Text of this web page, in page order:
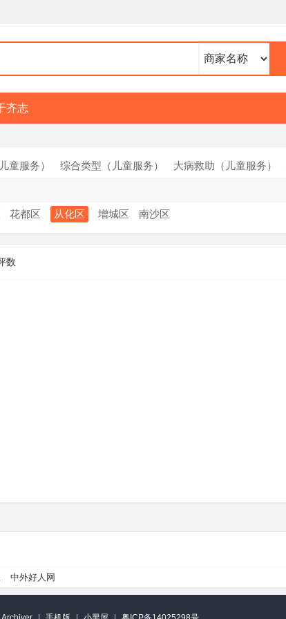
齐志
童服务） 综合类型（儿童服务） 大病救助（儿童服务）
花都区 从化区 增城区 南沙区
数
中外好人网